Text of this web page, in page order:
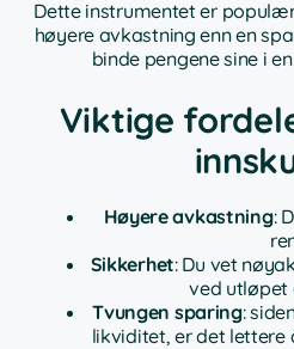
Dette instrumentet er
høyere avkastning enn en
binde pengene sine i
Viktige
Høyere avkastning:
Sikkerhet: Du vet
ved utløpet
Tvungen sparing:
likviditet, er det lettere